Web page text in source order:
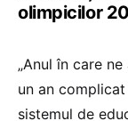
olimpicilor
„Anul în care
un an
sistemul de